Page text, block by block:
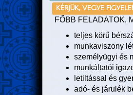
KÉRJÜK, VEGYE
FŐBB FELADATOK,
teljes körű
munkaviszony
személyügyi és
munkáltatói
letiltással és
adó- és járulék